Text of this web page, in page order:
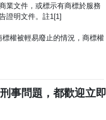
業文件，或標示有商標於服務
證明文件。註1[1]
權被輕易廢止的情況，商標權
事問題，都歡迎立即